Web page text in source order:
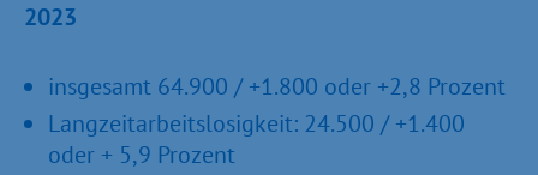
2023
insgesamt 64.900 / +1.800 oder +2,8 Prozent
Langzeitarbeitslosigkeit: 24.500 / +1.400
oder + 5,9 Prozent